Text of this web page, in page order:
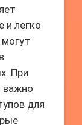
и легко
При
важно
для